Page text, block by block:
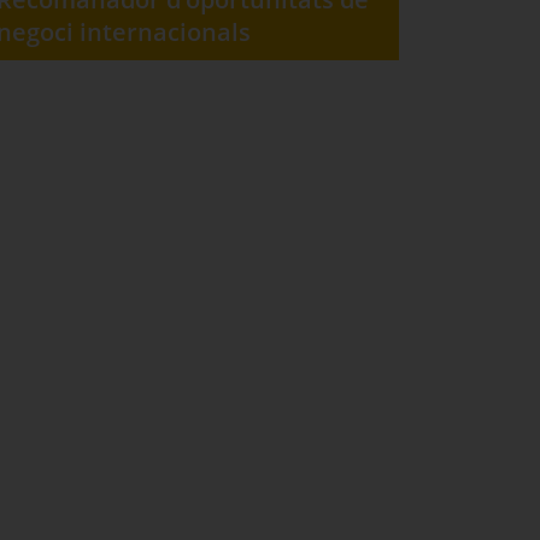
internacionals